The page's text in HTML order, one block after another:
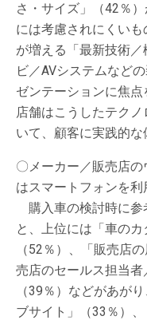
さ・サイズ」（42％
には考慮されにくい
が増える「最新技術
ビ／AVシステムなど
ゼンテーションに焦点
店舗はこうしたテク
いて、顧客に実践的な
〇メーカー／販売店
はスマートフォンを利
購入車の検討時に参
と、上位には「車のカ
（52％）、「販売店
売店のセールス担当者
（39％）などがあが
ブサイト」（33％）